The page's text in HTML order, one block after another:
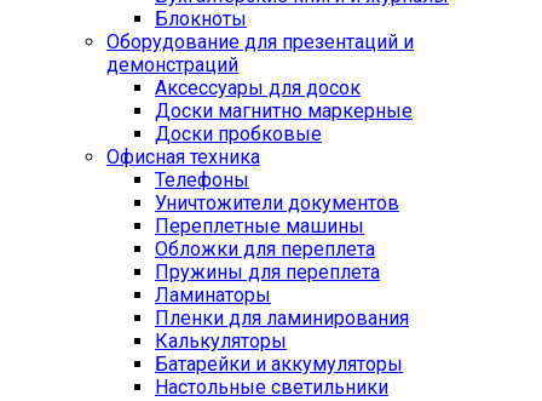
Блокноты
Оборудование для презентаций и
демонстраций
Аксессуары для досок
Доски магнитно маркерные
Доски пробковые
Офисная техника
Телефоны
Уничтожители документов
Переплетные машины
Обложки для переплета
Пружины для переплета
Ламинаторы
Пленки для ламинирования
Калькуляторы
Батарейки и аккумуляторы
Настольные светильники